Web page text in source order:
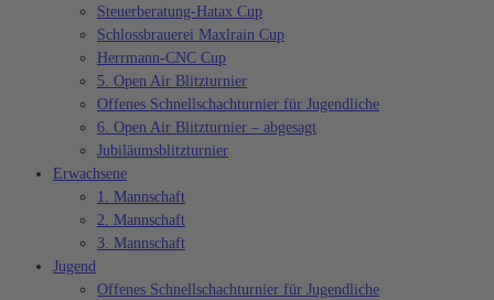
Steuerberatung-Hatax Cup
Schlossbrauerei Maxlrain Cup
Herrmann-CNC Cup
5. Open Air Blitzturnier
Offenes Schnellschachturnier für Jugendliche
6. Open Air Blitzturnier – abgesagt
Jubiläumsblitzturnier
Erwachsene
1. Mannschaft
2. Mannschaft
3. Mannschaft
Jugend
Offenes Schnellschachturnier für Jugendliche